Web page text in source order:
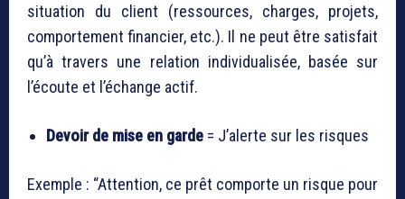
situation du client (ressources, charges, projets,
comportement financier, etc.). Il ne peut être satisfait
qu’à travers une relation individualisée, basée sur
l’écoute et l’échange actif.
Devoir de mise en garde = J’alerte sur les risques
Exemple : “Attention, ce prêt comporte un risque pour